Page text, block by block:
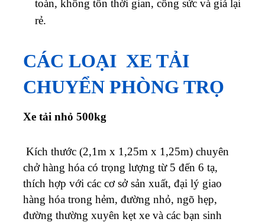
toàn, không tốn thời gian, công sức và giá lại
rẻ.
CÁC LOẠI XE TẢI
CHUYỂN PHÒNG TRỌ
Xe tải nhỏ 500kg
Kích thước (2,1m x 1,25m x 1,25m) chuyên
chở hàng hóa có trọng lượng từ 5 đến 6 tạ,
thích hợp với các cơ sở sản xuất, đại lý giao
hàng hóa trong hẻm, đường nhỏ, ngõ hẹp,
đường thường xuyên kẹt xe và các bạn sinh